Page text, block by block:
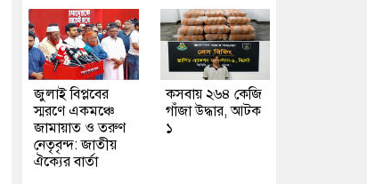
জুলাই বিপ্লবের
স্মরণে একমঞ্চে
জামায়াত ও তরুণ
নেতৃবৃন্দ: জাতীয়
ঐক্যের বার্তা
কসবায় ২৬৪ কেজি
গাঁজা উদ্ধার, আটক
১